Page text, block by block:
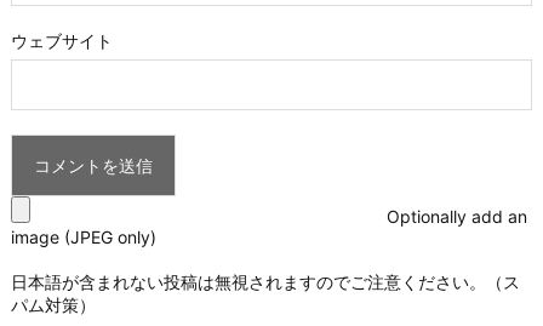
ウェブサイト
Optionally add an
image (JPEG only)
日本語が含まれない投稿は無視されますのでご注意ください。（ス
パム対策）